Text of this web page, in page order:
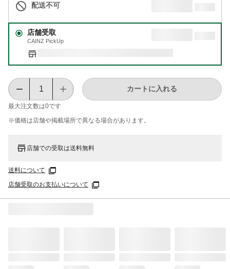
配送不可
店舗受取
CAINZ PickUp
最大注文数は0です
カートに入れる
※価格は​店舗や​掲載場所で​異なる​場合が​あります。
店舗での受取は送料無料
送料について
店舗受取のお支払いについて